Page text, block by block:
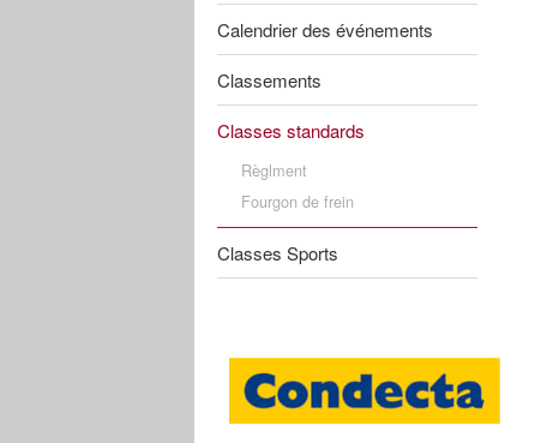
Calendrier des événements
Classements
Classes standards
Règlment
Fourgon de frein
Classes Sports